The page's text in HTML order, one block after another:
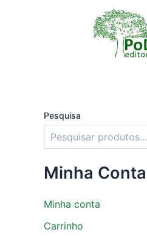
Pesquisa
Minha Conta
Minha conta
Carrinho
u
m
c
g
o
r